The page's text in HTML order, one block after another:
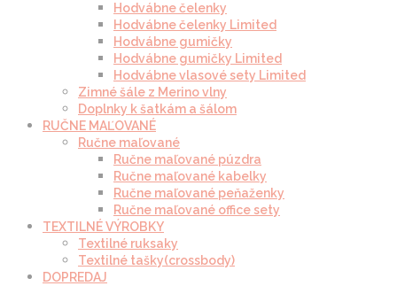
Hodvábne čelenky
Hodvábne čelenky Limited
Hodvábne gumičky
Hodvábne gumičky Limited
Hodvábne vlasové sety Limited
Zimné šále z Merino vlny
Doplnky k šatkám a šálom
RUČNE MAĽOVANÉ
Ručne maľované
Ručne maľované púzdra
Ručne maľované kabelky
Ručne maľované peňaženky
Ručne maľované office sety
TEXTILNÉ VÝROBKY
Textilné ruksaky
Textilné tašky(crossbody)
DOPREDAJ